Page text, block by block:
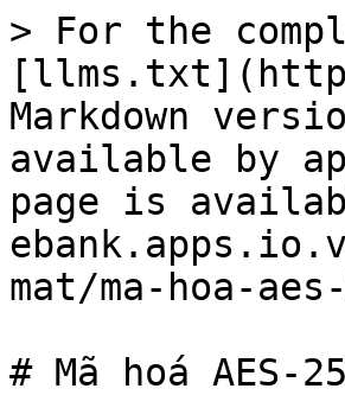
> For the
Markdown
available by
page is
mat/ma-hoa-
# Mã hoá AES-